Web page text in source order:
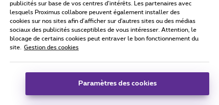
Tous droits réservés. © 2026 Proximus
Conditions générales, info consommateur
Coordonnées de l’entreprise
Boulevard du Roi Albert II 27 - B-1030 Bruxelles.
publicités sur base de vos centres d’intérêts. Les partenaires avec
lesquels Proximus collabore peuvent également installer des
cookies sur nos sites afin d’afficher sur d'autres sites ou des médias
sociaux des publicités susceptibles de vous intéresser. Attention, le
blocage de certains cookies peut entraver le bon fonctionnement du
site.
Gestion des cookies
Paramètres des cookies